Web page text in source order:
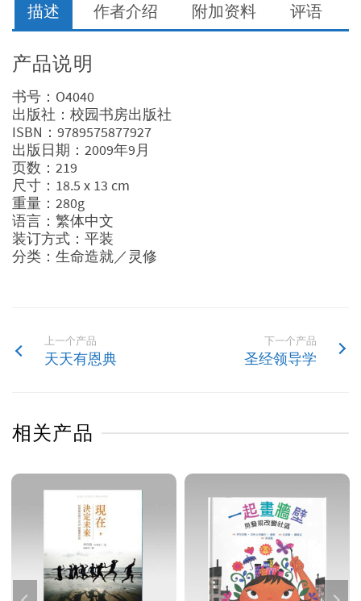
描述 作者介绍 附加资料 评语
产品说明
书号：O4040
出版社：校园书房出版社
ISBN：9789575877927
出版日期：2009年9月
页数：219
尺寸：18.5 x 13 cm
重量：280g
语言：繁体中文
装订方式：平装
分类：生命造就／灵修
上一个产品
天天有恩典
下一个产品
圣经领导学
相关产品